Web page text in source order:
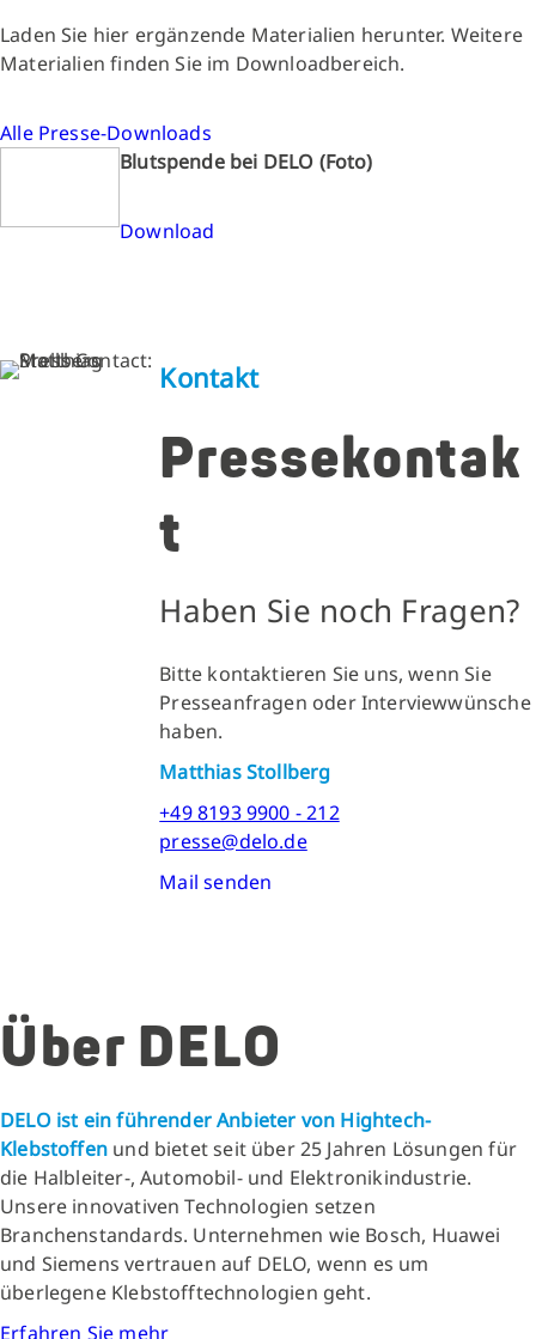
Laden Sie hier ergänzende Materialien herunter. Weitere
Materialien finden Sie im Downloadbereich.
Alle Presse-Downloads
Blutspende bei DELO (Foto)
Download
Kontakt
Pressekontak
t
Haben Sie noch Fragen?
Bitte kontaktieren Sie uns, wenn Sie
Presseanfragen oder Interviewwünsche
haben.
Matthias Stollberg
+49 8193 9900 - 212
presse@delo.de
Mail senden
Über DELO
DELO ist ein führender Anbieter von Hightech-
Klebstoffenund bietet seit über 25 Jahren Lösungen für
die Halbleiter-, Automobil- und Elektronikindustrie.
Unsere innovativen Technologien setzen
Branchenstandards. Unternehmen wie Bosch, Huawei
und Siemens vertrauen auf DELO, wenn es um
überlegene Klebstofftechnologien geht.
Erfahren Sie mehr